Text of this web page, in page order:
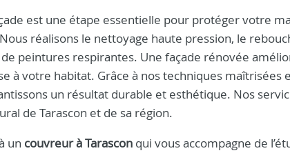
est une étape essentielle pour protéger votre
réalisons le nettoyage haute pression, le
peintures respirantes. Une façade rénovée
à votre habitat. Grâce à nos techniques maîtrisées
un résultat durable et esthétique. Nos
de Tarascon et de sa région.
un couvreur à Tarascon qui vous accompagne de